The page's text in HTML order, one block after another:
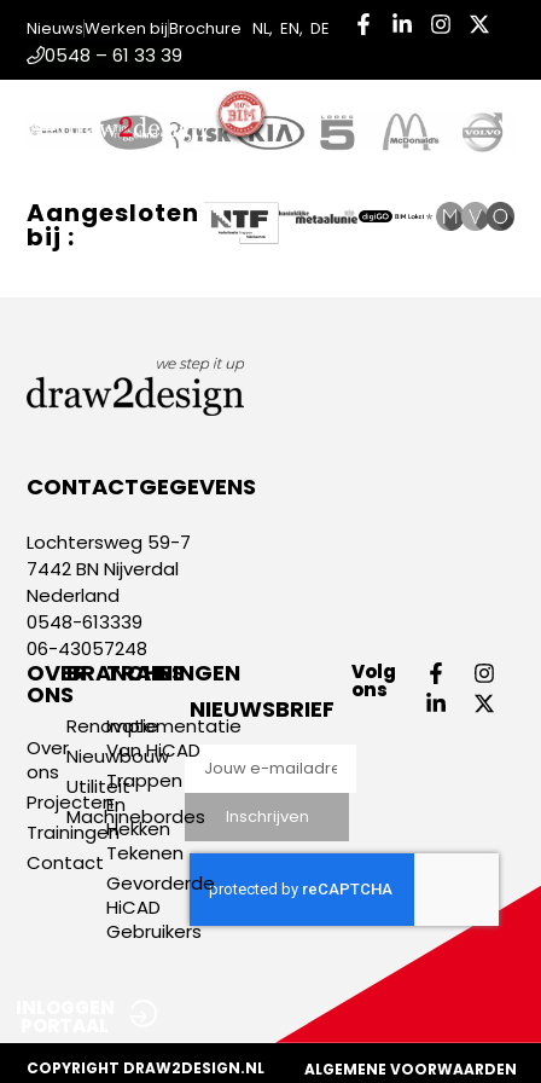
NieuwsWerken bijBrochureNL,EN,DE
0548 – 61 33 39ONZE KLANTEN
Aangesloten
bij :
CONTACTGEGEVENS
Lochtersweg 59-7
7442 BN Nijverdal
Nederland
0548-613339
06-43057248
OVER
ONS
Over
ons
Projecten
Trainingen
Contact
BRANCHES
Renovatie
Nieuwbouw
Utiliteit
Machinebordes
TRAININGEN
Implementatie
Van HiCAD
Trappen
En
Hekken
Tekenen
Gevorderde
HiCAD
Gebruikers
NIEUWSBRIEF
Inschrijven
Volg
ons
COPYRIGHT DRAW2DESIGN.NL
ALGEMENE VOORWAARDEN